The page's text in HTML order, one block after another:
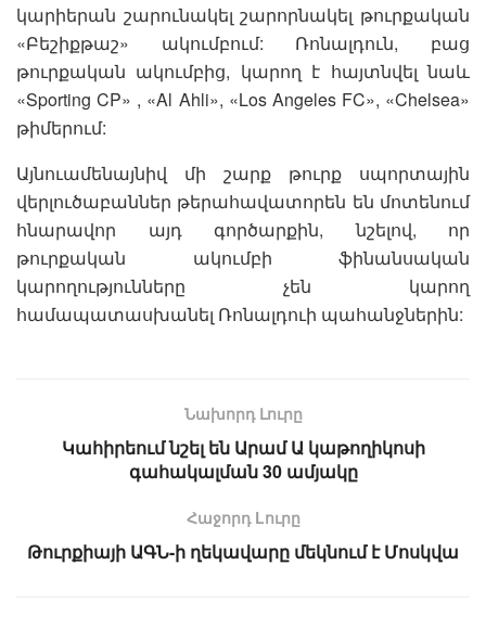
կարիերան շարունակել շարորնակել թուրքական
«Բեշիքթաշ» ակումբում: Ռոնալդուն, բաց
թուրքական ակումբից, կարող է հայտնվել նաև
«Sporting CP» , «Al Ahli», «Los Angeles FC», «Chelsea»
թիմերում:
Այնուամենայնիվ մի շարք թուրք սպորտային
վերլուծաբաններ թերահավատորեն են մոտենում
հնարավոր այդ գործարքին, նշելով, որ
թուրքական ակումբի ֆինանսական
կարողությունները չեն կարող
համապատասխանել Ռոնալդուի պահանջներին:
Նախորդ Լուրը
Կահիրեում նշել են Արամ Ա կաթողիկոսի
գահակալման 30 ամյակը
Հաջորդ Lուրը
Թուրքիայի ԱԳՆ-ի ղեկավարը մեկնում է Մոսկվա